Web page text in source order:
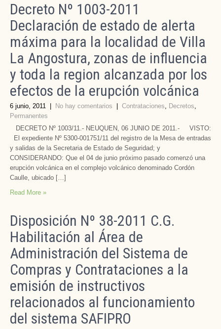
Decreto Nº 1003-2011
Declaración de estado de alerta
máxima para la localidad de Villa
La Angostura, zonas de influencia
y toda la region alcanzada por los
efectos de la erupción volcánica
6 junio, 2011 No hay comentarios Contrataciones, Decretos,
Permanentes
DECRETO Nº 1003/11.- NEUQUEN, 06 JUNIO DE 2011.- VISTO:
El expediente Nº 5300-001751/11 del registro de la Mesa de entradas
y salidas de la Secretaria de Estado de Seguridad; y
CONSIDERANDO: Que el 04 de junio próximo pasado comenzó una
erupción volcánica en el complejo volcánico denominado Cordón
Caulle, ubicado […]
Read More »
Disposición Nº 38-2011 C.G.
Habilitación al Área de
Administración del Sistema de
Compras y Contrataciones a la
emisión de instructivos
relacionados al funcionamiento
del sistema SAFIPRO